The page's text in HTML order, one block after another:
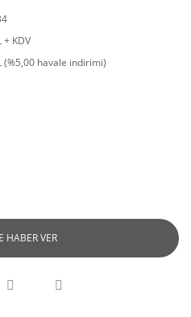
+ KDV
(%5,00 havale indirimi)
HABER VER